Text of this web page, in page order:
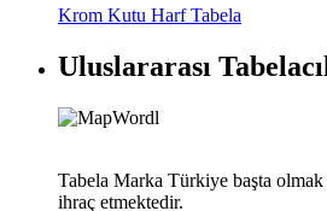
Krom Kutu Harf Tabela
Uluslararası
Tabela Marka Türkiye başta
ihraç etmektedir.